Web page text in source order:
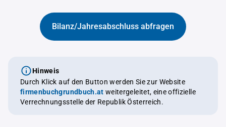
Bilanz/Jahresabschluss abfragen
Hinweis
Durch Klick auf den Button werden Sie zur Website
firmenbuchgrundbuch.at weitergeleitet, eine offizielle
Verrechnungsstelle der Republik Österreich.